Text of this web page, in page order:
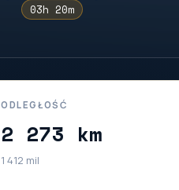
03h 20m
ODLEGŁOŚĆ
2 273 km
1 412 mil